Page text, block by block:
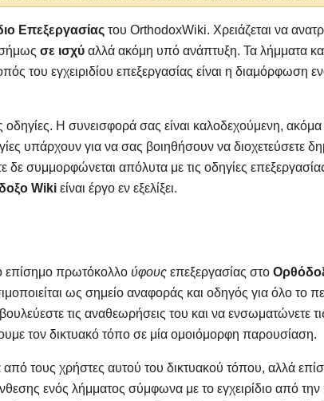
Επεξεργασίας του OrthodoxWiki. Χρειάζεται να
σε ισχύ αλλά ακόμη υπό ανάπτυξη. Τα λήμματα
του εγχειριδίου επεξεργασίας είναι η διαμόρφωση
Η συνεισφορά σας είναι καλοδεχούμενη,
υπάρχουν για να σας βοιηθήσουν να διοχετεύσετε
δε συμμορφώνεται απόλυτα με τις οδηγίες
Wiki είναι έργο εν εξελίξει.
επίσημο πρωτόκολλούφους επεξεργασίας στο
ως σημείο αναφοράς και οδηγός για όλο το
τις αναθεωρήσεις του και να ενσωματώνετε
τον δικτυακό τόπο σε μία ομοιόμορφη παρουσίαση.
από τους χρήστες αυτού του δικτυακού τόπου, αλλά
ενός λήμματος σύμφωνα με το εγχειρίδιο από την